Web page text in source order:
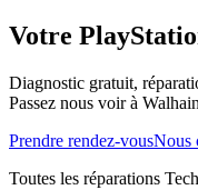
Votre
Diagnostic gratuit,
Passez nous voir à
Prendre rendez-vousNous
Toutes les réparations